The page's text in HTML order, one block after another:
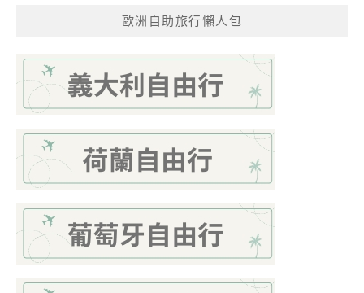
歐洲自助旅行懶人包